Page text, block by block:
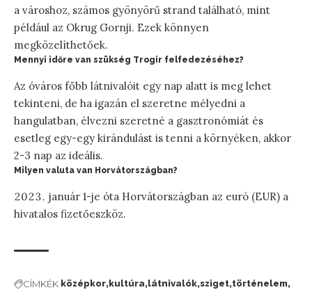
a városhoz, számos gyönyörű strand található, mint
például az Okrug Gornji. Ezek könnyen
megközelíthetőek.
Mennyi időre van szükség Trogir felfedezéséhez?
Az óváros főbb látnivalóit egy nap alatt is meg lehet
tekinteni, de ha igazán el szeretne mélyedni a
hangulatban, élvezni szeretné a gasztronómiát és
esetleg egy-egy kirándulást is tenni a környéken, akkor
2-3 nap az ideális.
Milyen valuta van Horvátországban?
január 1-je óta Horvátországban az euró (EUR) a
hivatalos fizetőeszköz.
CÍMKÉK középkor kultúra látnivalók sziget történelem